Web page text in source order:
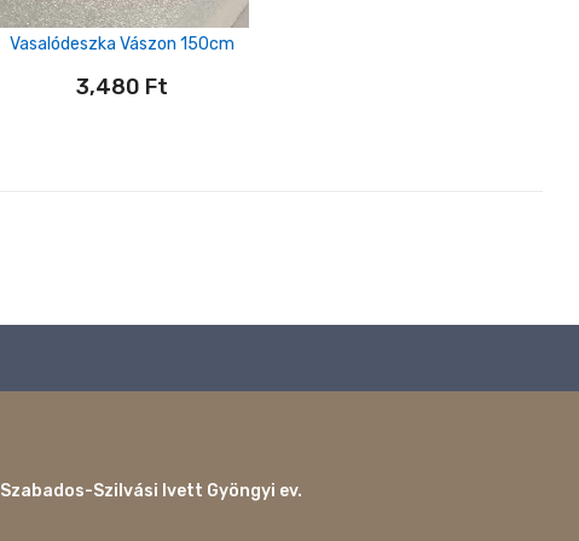
Vasalódeszka Vászon 150cm
3,480 Ft
Szabados-Szilvási Ivett Gyöngyi ev.